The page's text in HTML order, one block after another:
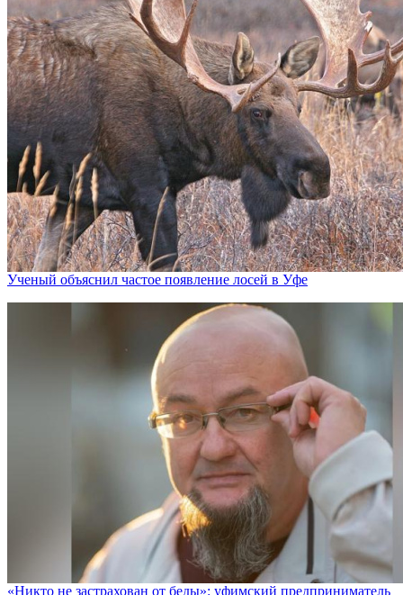
Ученый объяснил частое появление лосей в Уфе
«Никто не заcтрахован от беды»: уфимский предприниматель